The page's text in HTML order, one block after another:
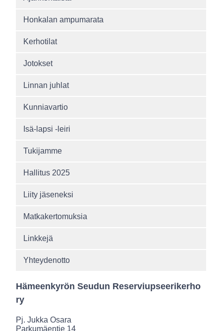
Honkalan ampumarata
Kerhotilat
Jotokset
Linnan juhlat
Kunniavartio
Isä-lapsi -leiri
Tukijamme
Hallitus 2025
Liity jäseneksi
Matkakertomuksia
Linkkejä
Yhteydenotto
Hämeenkyrön Seudun Reserviupseerikerho
ry
Pj. Jukka Osara
Parkumäentie 14